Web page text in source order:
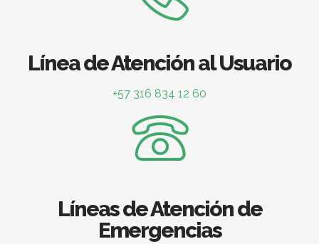
Línea de Atención al Usuario
+57 316 834 12 60
Líneas de Atención de
Emergencias